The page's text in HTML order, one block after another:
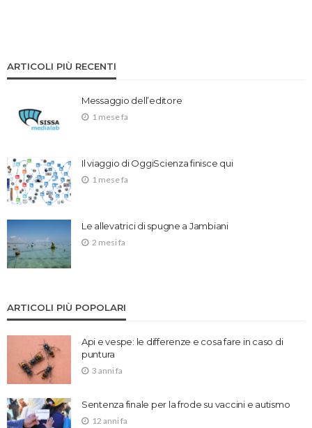
ARTICOLI PIÙ RECENTI
Messaggio dell’editore
1 mese fa
Il viaggio di OggiScienza finisce qui
1 mese fa
Le allevatrici di spugne a Jambiani
2 mesi fa
ARTICOLI PIÙ POPOLARI
Api e vespe: le differenze e cosa fare in caso di
puntura
3 anni fa
Sentenza finale per la frode su vaccini e autismo
12 anni fa